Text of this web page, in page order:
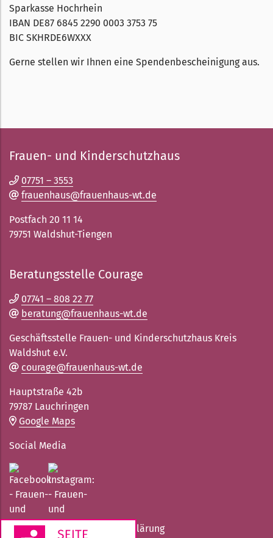
Sparkasse Hochrhein
IBAN DE87 6845 2290 0003 3753 75
BIC SKHRDE6WXXX
Gerne stellen wir Ihnen eine Spendenbescheinigung aus.
Frauen- und Kinderschutzhaus
07751 – 3553
frauenhaus@frauenhaus-wt.de
Postfach 20 11 14
79751 Waldshut-Tiengen
Beratungsstelle Courage
07741 – 808 22 77
beratung@frauenhaus-wt.de
Geschäftsstelle Frauen- und Kinderschutzhaus Kreis
Waldshut e.V.
courage@frauenhaus-wt.de
Hauptstraße 42b
79787 Lauchringen
Google Maps
Social Media
Impressum Datenschutzerklärung